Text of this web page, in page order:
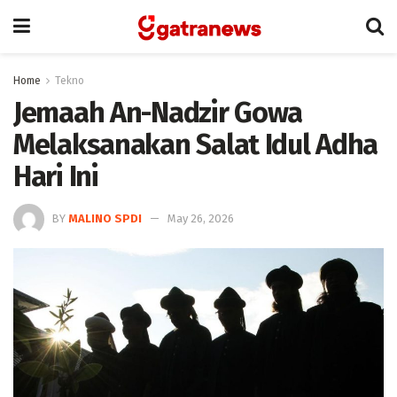
Home Tekno
Jemaah An-Nadzir Gowa
Melaksanakan Salat Idul Adha
Hari Ini
BY MALINO SPDI May 26, 2026